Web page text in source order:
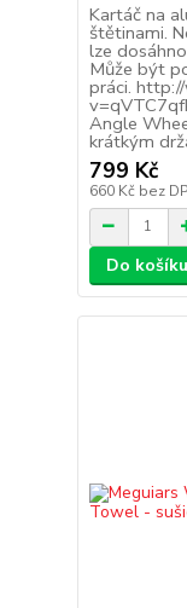
Kartáč na
štětinami.
lze
Může být
práci.
Angle
krátkým
799 Kč
660 Kč bez
Do